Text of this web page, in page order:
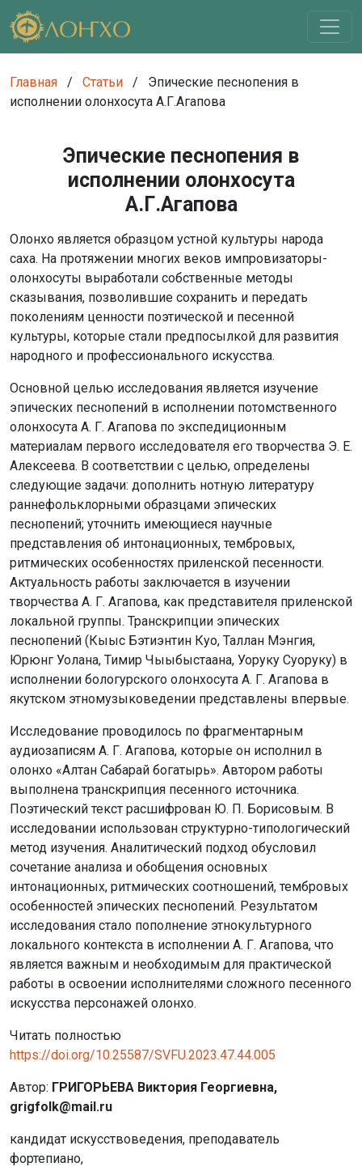
Главная / Статьи /
Эпические песнопения в
исполнении олонхосута А.Г.Агапова
Эпические песнопения в
исполнении олонхосута
А.Г.Агапова
Олонхо является образцом устной культуры народа
саха. На протяжении многих веков импровизаторы-
олонхосуты выработали собственные методы
сказывания, позволившие сохранить и передать
поколениям ценности поэтической и песенной
культуры, которые стали предпосылкой для развития
народного и профессионального искусства.
Основной целью исследования является изучение
эпических песнопений в исполнении потомственного
олонхосута А. Г. Агапова по экспедиционным
материалам первого исследователя его творчества Э. Е.
Алексеева. В соответствии с целью, определены
следующие задачи: дополнить нотную литературу
раннефольклорными образцами эпических
песнопений; уточнить имеющиеся научные
представления об интонационных, тембровых,
ритмических особенностях приленской песенности.
Актуальность работы заключается в изучении
творчества А. Г. Агапова, как представителя приленской
локальной группы. Транскрипции эпических
песнопений (Кыыс Бэтиэнтин Куо, Таллан Мэнгия,
Юрюнг Уолана, Тимир Чыыбыстаана, Уоруку Суоруку) в
исполнении бологурского олонхосута А. Г. Агапова в
якутском этномузыковедении представлены впервые.
Исследование проводилось по фрагментарным
аудиозаписям А. Г. Агапова, которые он исполнил в
олонхо «Алтан Сабарай богатырь». Автором работы
выполнена транскрипция песенного источника.
Поэтический текст расшифрован Ю. П. Борисовым. В
исследовании использован структурно-типологический
метод изучения. Аналитический подход обусловил
сочетание анализа и обобщения основных
интонационных, ритмических соотношений, тембровых
особенностей эпических песнопений. Результатом
исследования стало пополнение этнокультурного
локального контекста в исполнении А. Г. Агапова, что
является важным и необходимым для практической
работы в освоении исполнителями сложного песенного
искусства персонажей олонхо.
Читать полностью
https://doi.org/10.25587/SVFU.2023.47.44.005
Автор: ГРИГОРЬЕВА Виктория Георгиевна,
grigfolk@mail.ru
кандидат искусствоведения, преподаватель
фортепиано,